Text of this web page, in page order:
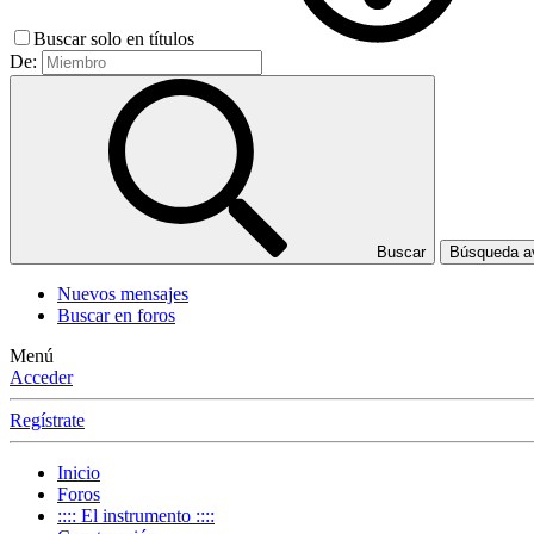
Buscar solo en títulos
De:
Buscar Búsqueda
Nuevos mensajes
Buscar en foros
Menú
Acceder
Regístrate
Inicio
Foros
:::: El instrumento ::::